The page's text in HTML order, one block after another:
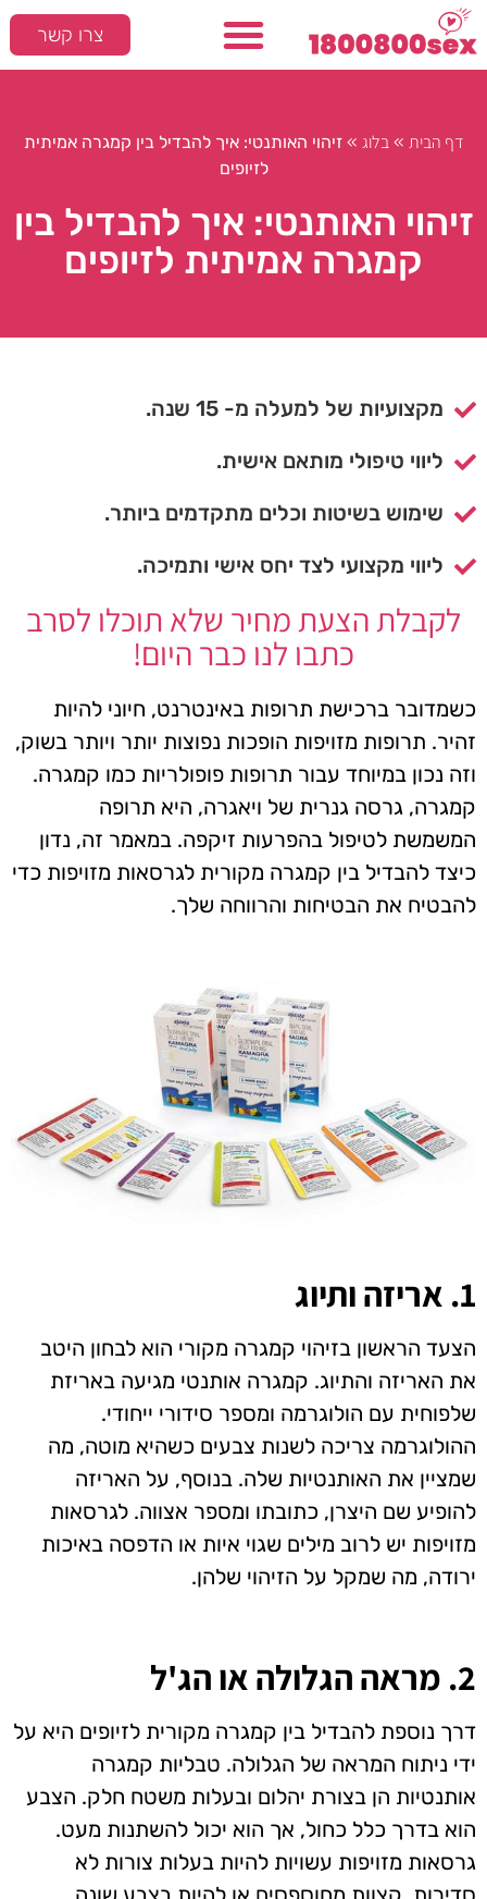
צרו קשר
דף הבית »בלוג »זיהוי האותנטי: איך להבדיל בין קמגרה אמיתית
לזיופים
זיהוי האותנטי: איך להבדיל בין
קמגרה אמיתית לזיופים
מקצועיות של למעלה מ- 15 שנה.
ליווי טיפולי מותאם אישית.
שימוש בשיטות וכלים מתקדמים ביותר.
ליווי מקצועי לצד יחס אישי ותמיכה.
לקבלת הצעת מחיר שלא תוכלו לסרב
כתבו לנו כבר היום!
כשמדובר ברכישת תרופות באינטרנט, חיוני להיות
זהיר. תרופות מזויפות הופכות נפוצות יותר ויותר בשוק,
וזה נכון במיוחד עבור תרופות פופולריות כמו קמגרה.
קמגרה, גרסה גנרית של ויאגרה, היא תרופה
המשמשת לטיפול בהפרעות זיקפה. במאמר זה, נדון
כיצד להבדיל בין קמגרה מקורית לגרסאות מזויפות כדי
להבטיח את הבטיחות והרווחה שלך.
1. אריזה ותיוג
הצעד הראשון בזיהוי קמגרה מקורי הוא לבחון היטב
את האריזה והתיוג. קמגרה אותנטי מגיעה באריזת
שלפוחית עם הולוגרמה ומספר סידורי ייחודי.
ההולוגרמה צריכה לשנות צבעים כשהיא מוטה, מה
שמציין את האותנטיות שלה. בנוסף, על האריזה
להופיע שם היצרן, כתובתו ומספר אצווה. לגרסאות
מזויפות יש לרוב מילים שגוי איות או הדפסה באיכות
ירודה, מה שמקל על הזיהוי שלהן.
2. מראה הגלולה או הג'ל
דרך נוספת להבדיל בין קמגרה מקורית לזיופים היא על
ידי ניתוח המראה של הגלולה. טבליות קמגרה
אותנטיות הן בצורת יהלום ובעלות משטח חלק. הצבע
הוא בדרך כלל כחול, אך הוא יכול להשתנות מעט.
גרסאות מזויפות עשויות להיות בעלות צורות לא